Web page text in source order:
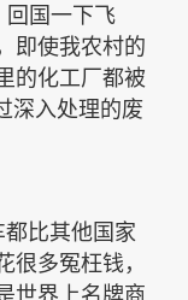
回国一下飞
即使我农村的
的化工厂都被
深入处理的废
比其他国家
很多冤枉钱，